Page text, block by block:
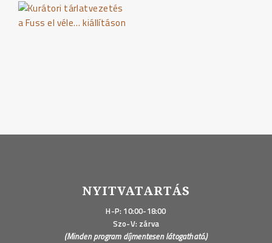
NYITVATARTÁS
H-P: 10:00-18:00
Szo-V: zárva
(Minden program díjmentesen látogatható.)